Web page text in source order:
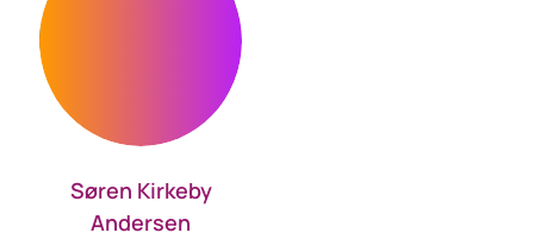
Søren Kirkeby
Andersen